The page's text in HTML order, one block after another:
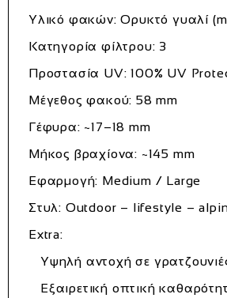
Υλικό φακών: Ορυκτό γυαλί
Κατηγορία φίλτρου: 3
Προστασία UV: 100% UV
Μέγεθος φακού: 58 mm
Γέφυρα: ~17–18 mm
Μήκος βραχίονα: ~145 mm
Εφαρμογή: Medium / Large
Στυλ: Outdoor – lifestyle –
Extra:
Υψηλή αντοχή σε
Εξαιρετική οπτική